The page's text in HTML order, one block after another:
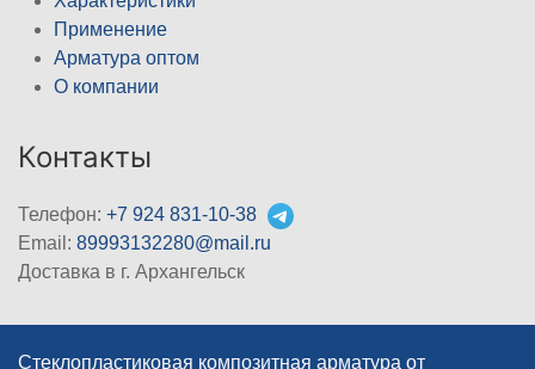
Применение
Арматура оптом
О компании
Контакты
Телефон: +7 924 831-10-38
Email: 89993132280@mail.ru
Доставка в г. Архангельск
Стеклопластиковая композитная арматура от